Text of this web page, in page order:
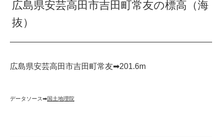
広島県安芸高田市吉田町常友の標高（海
抜）
広島県安芸高田市吉田町常友➡︎201.6m
データソース➡︎国土地理院